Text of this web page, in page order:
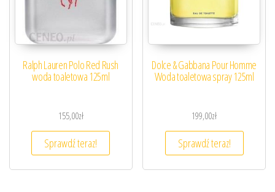
Ralph Lauren Polo Red Rush
woda toaletowa 125ml
155,00zł
Sprawdź teraz!
Dolce & Gabbana Pour Homme
Woda toaletowa spray 125ml
199,00zł
Sprawdź teraz!